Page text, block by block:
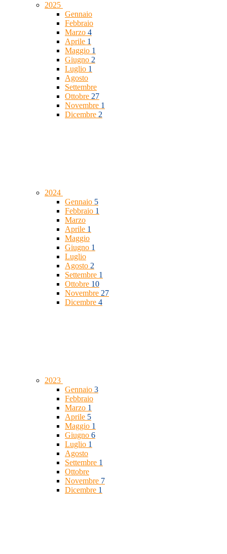
2025
Gennaio
Febbraio
Marzo 4
Aprile 1
Maggio 1
Giugno 2
Luglio 1
Agosto
Settembre
Ottobre 27
Novembre 1
Dicembre 2
2024
Gennaio 5
Febbraio 1
Marzo
Aprile 1
Maggio
Giugno 1
Luglio
Agosto 2
Settembre 1
Ottobre 10
Novembre 27
Dicembre 4
2023
Gennaio 3
Febbraio
Marzo 1
Aprile 5
Maggio 1
Giugno 6
Luglio 1
Agosto
Settembre 1
Ottobre
Novembre 7
Dicembre 1